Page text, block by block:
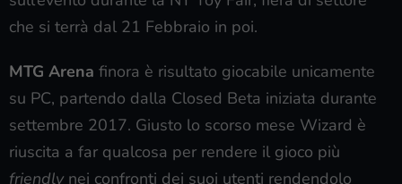
che si terrà dal 21 Febbraio in poi.
MTG Arena finora è risultato giocabile unicamente
su PC, partendo dalla Closed Beta iniziata durante
settembre 2017. Giusto lo scorso mese Wizard è
riuscita a far qualcosa per rendere il gioco più
friendly nei confronti dei suoi utenti rendendolo